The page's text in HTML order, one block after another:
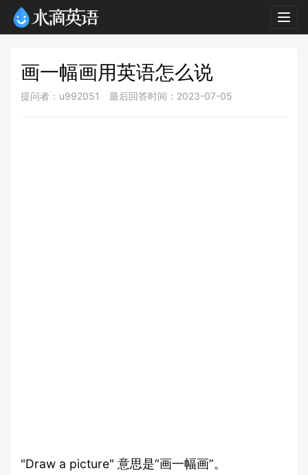
画一幅画用英语怎么说
提问者：u992051 最后回答时间：2023-07-05
"Draw a picture" 意思是“画一幅画”。